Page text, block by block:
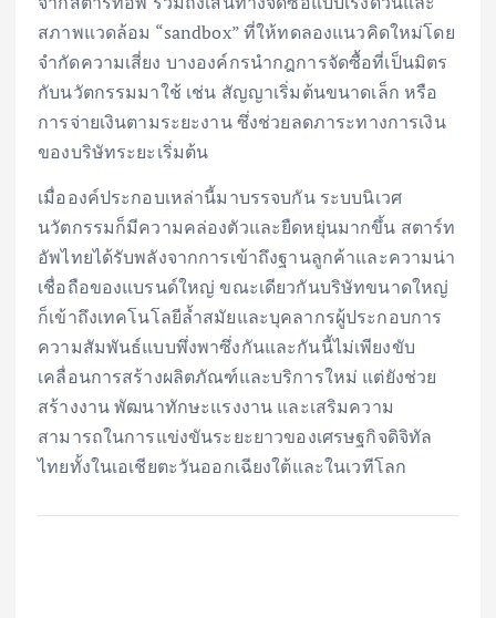
สภาพแวดล้อม “sandbox” ที่ให้ทดลองแนวคิดใหม่โดย
จำกัดความเสี่ยง บางองค์กรนำกฎการจัดซื้อที่เป็นมิตร
กับนวัตกรรมมาใช้ เช่น สัญญาเริ่มต้นขนาดเล็ก หรือ
การจ่ายเงินตามระยะงาน ซึ่งช่วยลดภาระทางการเงิน
ของบริษัทระยะเริ่มต้น
เมื่อองค์ประกอบเหล่านี้มาบรรจบกัน ระบบนิเวศ
นวัตกรรมก็มีความคล่องตัวและยืดหยุ่นมากขึ้น สตาร์ท
อัพไทยได้รับพลังจากการเข้าถึงฐานลูกค้าและความน่า
เชื่อถือของแบรนด์ใหญ่ ขณะเดียวกันบริษัทขนาดใหญ่
ก็เข้าถึงเทคโนโลยีล้ำสมัยและบุคลากรผู้ประกอบการ
ความสัมพันธ์แบบพึ่งพาซึ่งกันและกันนี้ไม่เพียงขับ
เคลื่อนการสร้างผลิตภัณฑ์และบริการใหม่ แต่ยังช่วย
สร้างงาน พัฒนาทักษะแรงงาน และเสริมความ
สามารถในการแข่งขันระยะยาวของเศรษฐกิจดิจิทัล
ไทยทั้งในเอเชียตะวันออกเฉียงใต้และในเวทีโลก